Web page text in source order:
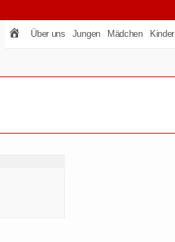
Über uns Jungen Mädchen Kinder